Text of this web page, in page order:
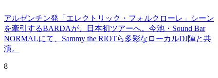
アルゼンチン発「エレクトリック・フォルクローレ」シーン
を牽引するBARDAが、日本初ツアーへ。今池・Sound Bar
NORMALにて、Sammy the RIOTら多彩なローカルDJ陣と共
演。
8